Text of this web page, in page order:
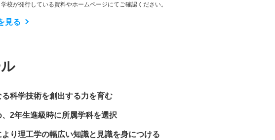
校が発行している資料やホームページにてご確認ください。
見る
科学技術を創出する力を育む
2年生進級時に所属学科を選択
り理工学の幅広い知識と見識を身につける